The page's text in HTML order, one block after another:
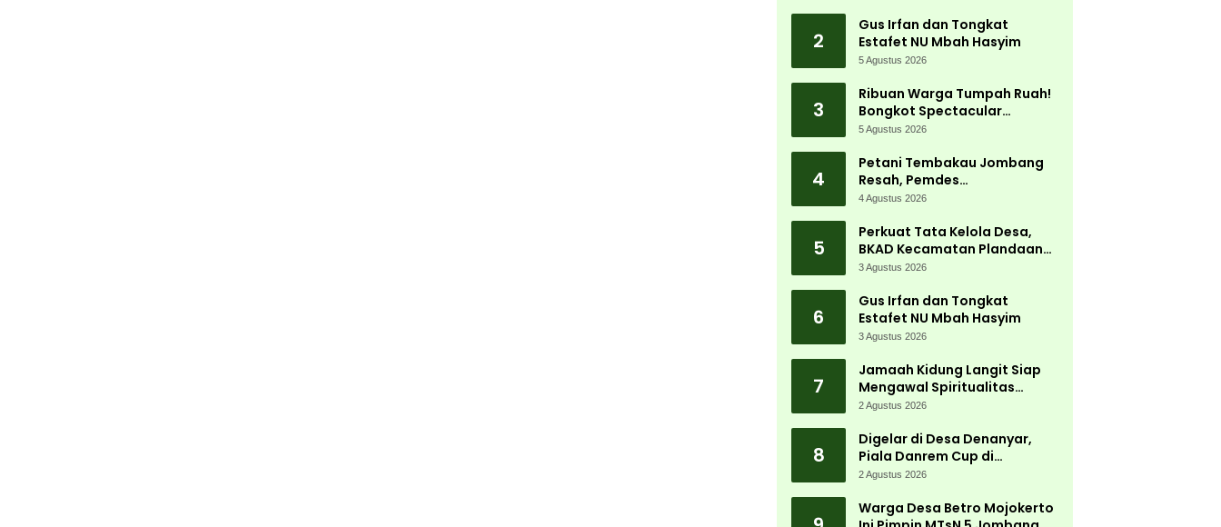
2
Gus Irfan dan Tongkat
Estafet NU Mbah Hasyim
5 Agustus 2026
3
Ribuan Warga Tumpah Ruah!
Bongkot Spectacular
Carnival 2026 Jadi Pesta
Peterongan
5 Agustus 2026
4
Petani Tembakau Jombang
Resah, Pemdes
Tanjungwadung dan Disperta
4 Agustus 2026
5
Perkuat Tata Kelola Desa,
BKAD Kecamatan Plandaan
Gelar Pelatihan Aparatur
3 Agustus 2026
6
Gus Irfan dan Tongkat
Estafet NU Mbah Hasyim
3 Agustus 2026
7
Jamaah Kidung Langit Siap
Mengawal Spiritualitas
Muktamar NU
2 Agustus 2026
8
Digelar di Desa Denanyar,
Piala Danrem Cup di
Jombang Fokus Cetak Bibit
2 Agustus 2026
Warga Desa Betro Mojokerto